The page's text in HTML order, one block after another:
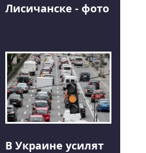
Лисичанске - фото
В Украине усилят